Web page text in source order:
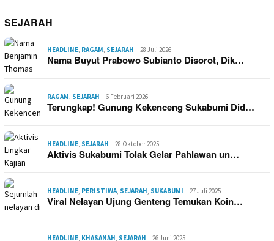
SEJARAH
HEADLINE, RAGAM, SEJARAH 28 Juli 2026
Nama Buyut Prabowo Subianto Disorot, Dik…
RAGAM, SEJARAH 6 Februari 2026
Terungkap! Gunung Kekenceng Sukabumi Did…
HEADLINE, SEJARAH 28 Oktober 2025
Aktivis Sukabumi Tolak Gelar Pahlawan un…
HEADLINE, PERISTIWA, SEJARAH, SUKABUMI 27 Juli 2025
Viral Nelayan Ujung Genteng Temukan Koin…
HEADLINE, KHASANAH, SEJARAH 26 Juni 2025